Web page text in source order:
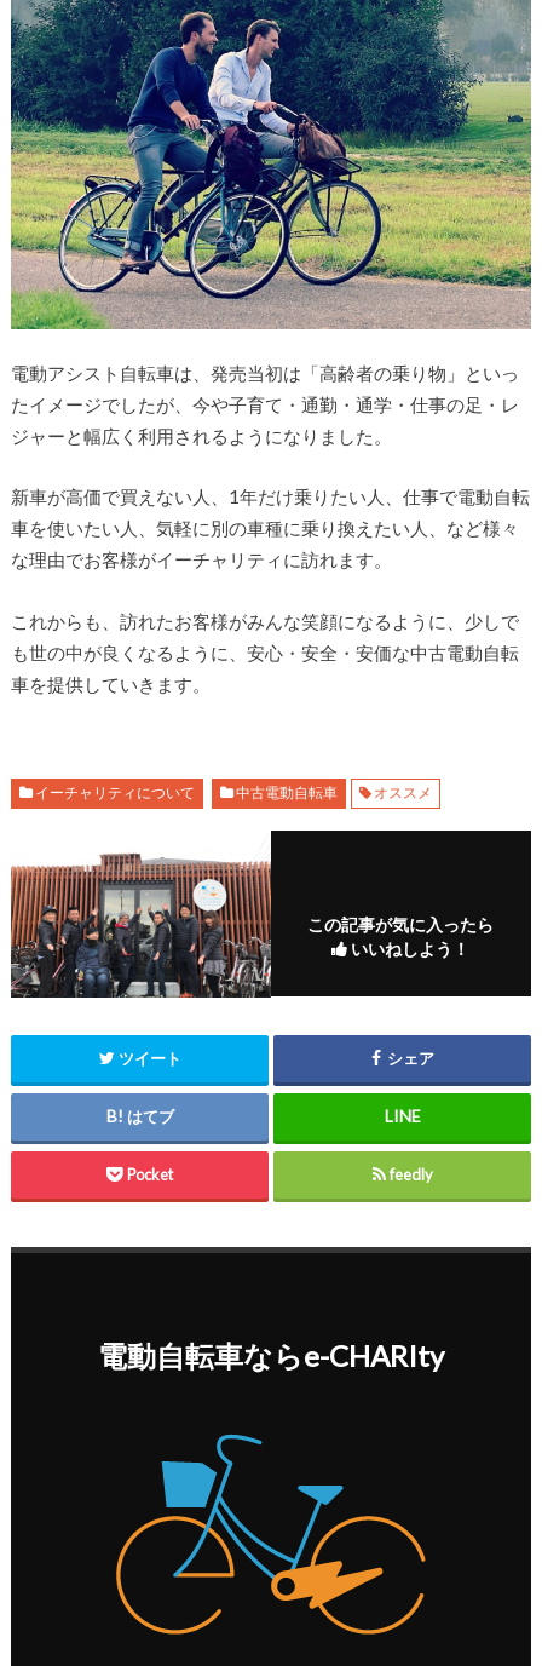
電動アシスト自転車は、発売当初は「高齢者の乗り物」といっ
たイメージでしたが、今や子育て・通勤・通学・仕事の足・レ
ジャーと幅広く利用されるようになりました。
新車が高価で買えない人、1年だけ乗りたい人、仕事で電動自転
車を使いたい人、気軽に別の車種に乗り換えたい人、など様々
な理由でお客様がイーチャリティに訪れます。
これからも、訪れたお客様がみんな笑顔になるように、少しで
も世の中が良くなるように、安心・安全・安価な中古電動自転
車を提供していきます。
イーチャリティについて 中古電動自転車 オススメ
この記事が気に入ったら
いいねしよう！
ツイート シェア
はてブ
Pocket feedly
電動自転車ならe-CHARIty